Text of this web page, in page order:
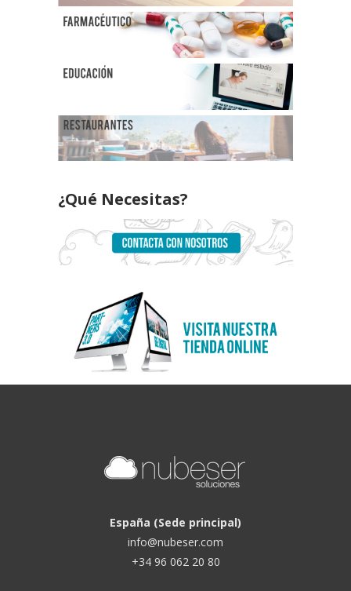
¿Qué Necesitas?
España (Sede principal)
info@nubeser.com
+34 96 062 20 80